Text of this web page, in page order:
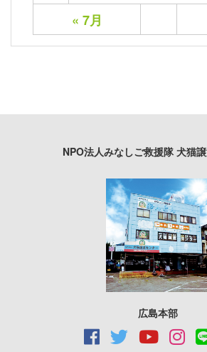
« 7月
NPO法人みなしご救援隊 犬猫
広島本部